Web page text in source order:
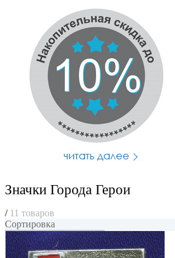
Значки Города Герои
/ 11 товаров
Сортировка